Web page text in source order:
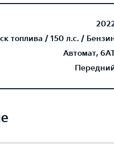
топлива / 150 л.с. /
Автомат,